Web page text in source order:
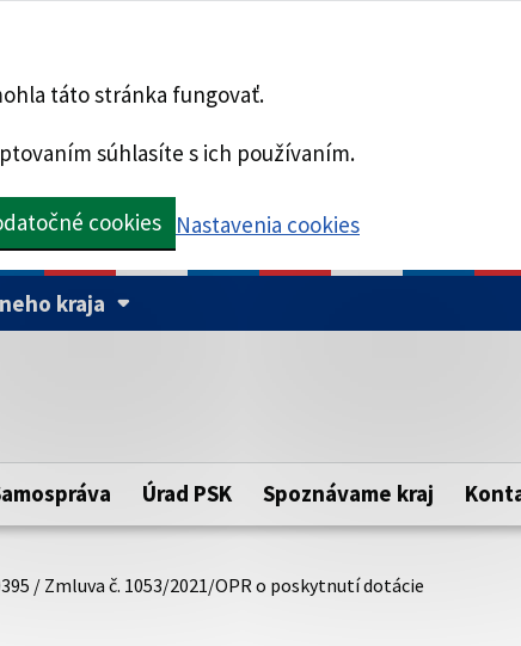
táto stránka fungovať.
súhlasíte s ich používaním.
cookies Nastavenia cookies
kraja
samosprávneho kraja.
Táto stránka je
zabezpečenú webovú
https:// pred názvom
Úrad PSK Spoznávame kraj
/ Zmluva č. 1053/2021/OPR o poskytnutí dotácie